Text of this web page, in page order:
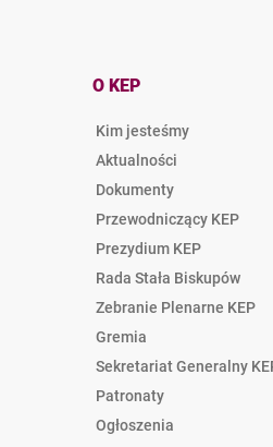
O KEP
Kim jesteśmy
Aktualności
Dokumenty
Przewodniczący KEP
Prezydium KEP
Rada Stała Biskupów
Zebranie Plenarne KEP
Gremia
Sekretariat Generalny
Patronaty
Ogłoszenia